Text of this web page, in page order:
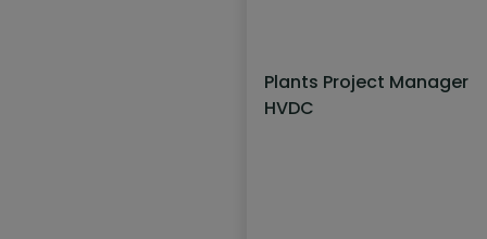
Plants Project Manager
HVDC